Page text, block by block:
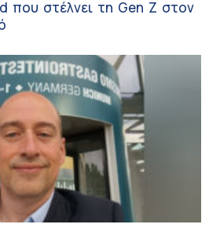
που στέλνει τη Gen Z στον